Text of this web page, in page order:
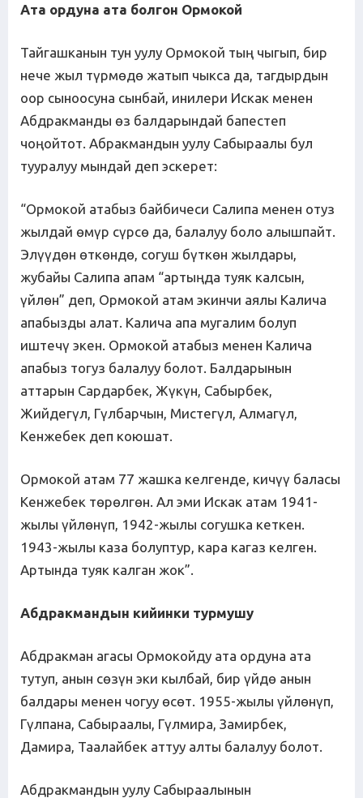
Ата ордуна ата болгон Ормокой
Тайгашканын тун уулу Ормокой тың чыгып, бир
нече жыл түрмөдө жатып чыкса да, тагдырдын
оор сыноосуна сынбай, инилери Искак менен
Абдракманды өз балдарындай бапестеп
чоңойтот. Абракмандын уулу Сабыраалы бул
тууралуу мындай деп эскерет:
“Ормокой атабыз байбичеси Салипа менен отуз
жылдай өмүр сүрсө да, балалуу боло алышпайт.
Элүүдөн өткөндө, согуш бүткөн жылдары,
жубайы Салипа апам “артыңда туяк калсын,
үйлөн” деп, Ормокой атам экинчи аялы Калича
апабызды алат. Калича апа мугалим болуп
иштечү экен. Ормокой атабыз менен Калича
апабыз тогуз балалуу болот. Балдарынын
аттарын Сардарбек, Жүкүн, Сабырбек,
Жийдегүл, Гүлбарчын, Мистегүл, Алмагүл,
Кенжебек деп коюшат.
Ормокой атам 77 жашка келгенде, кичүү баласы
Кенжебек төрөлгөн. Ал эми Искак атам 1941-
жылы үйлөнүп, 1942-жылы согушка кеткен.
1943-жылы каза болуптур, кара кагаз келген.
Артында туяк калган жок”.
Абдракмандын кийинки турмушу
Абдракман агасы Ормокойду ата ордуна ата
тутуп, анын сөзүн эки кылбай, бир үйдө анын
балдары менен чогуу өсөт. 1955-жылы үйлөнүп,
Гүлпана, Сабыраалы, Гүлмира, Замирбек,
Дамира, Таалайбек аттуу алты балалуу болот.
Абдракмандын уулу Сабыраалынын